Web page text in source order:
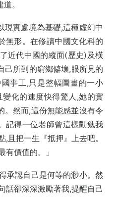
。
現實處境為基礎,這種虛幻中
無形。在修讀中國文化科的
近代中國的縱面(歷史)及橫
己所到的窮鄉僻壤,眼所見的
事工,只是整幅圖畫的一小
化的速度快得驚人,她的實
。然而,這份無能感並沒有令
記得一位老師曾這樣勸勉我
且把一生『抵押』上去吧。
有價值的。」
承認自己是何等的渺小。然
話卻深深激勵著我,提醒自己